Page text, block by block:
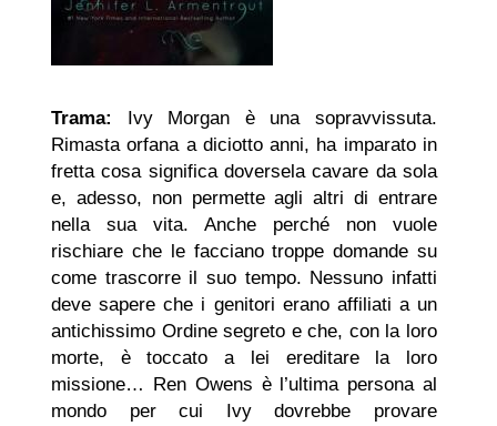
Trama:
Ivy Morgan è una sopravvissuta.
Rimasta orfana a diciotto anni, ha imparato in
fretta cosa significa doversela cavare da sola
e, adesso, non permette agli altri di entrare
nella sua vita. Anche perché non vuole
rischiare che le facciano troppe domande su
come trascorre il suo tempo. Nessuno infatti
deve sapere che i genitori erano affiliati a un
antichissimo Ordine segreto e che, con la loro
morte, è toccato a lei ereditare la loro
missione… Ren Owens è l’ultima persona al
mondo per cui Ivy dovrebbe provare